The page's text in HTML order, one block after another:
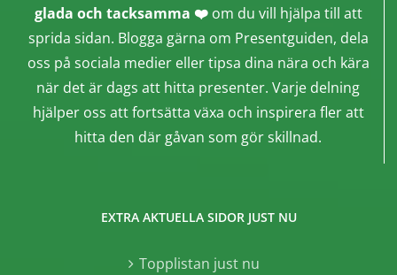
glada och tacksamma ❤️om du vill hjälpa till att
sprida sidan. Blogga gärna om Presentguiden, dela
oss på sociala medier eller tipsa dina nära och kära
när det är dags att hitta presenter. Varje delning
hjälper oss att fortsätta växa och inspirera fler att
hitta den där gåvan som gör skillnad.
EXTRA AKTUELLA SIDOR JUST NU
Topplistan just nu